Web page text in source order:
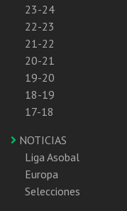
23-24
22-23
21-22
20-21
19-20
18-19
17-18
NOTICIAS
Liga Asobal
Europa
Selecciones